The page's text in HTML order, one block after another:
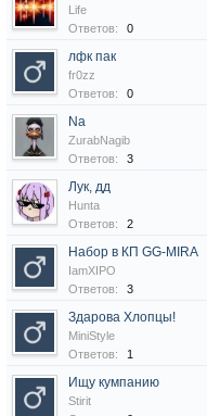
Life
Ответов:
0
лфк пак
fr0zz
Ответов:
0
Na
ZurabNagib
Ответов:
3
Лук, дд
Hunta
Ответов:
2
Набор в КП GG-MIRA
IamXIPO
Ответов:
3
Здарова Хлопцы!
MiniStyle
Ответов:
1
Ищу кумпанию
Stirit